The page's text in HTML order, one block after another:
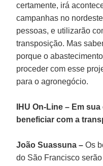
certamente, irá
campanhas no
pessoas, e utilizarão
transposição. Mas
porque o
proceder com esse
para o agronegócio.
IHU On-Line – Em
beneficiar com a
João Suassuna –Os
do São Francisco